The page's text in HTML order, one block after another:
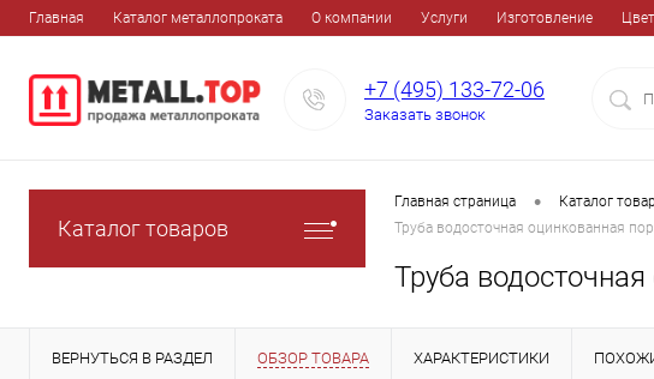
Главная Каталог металлопроката О компании Услуги Изготовление
+7 (495) 133-72-06
Заказать звонок
Каталог товаров
Главная страница • Каталог
Труба водосточная оцинкованная
Труба
ВЕРНУТЬСЯ В РАЗДЕЛ ОБЗОР ТОВАРА ХАРАКТЕРИСТИКИ